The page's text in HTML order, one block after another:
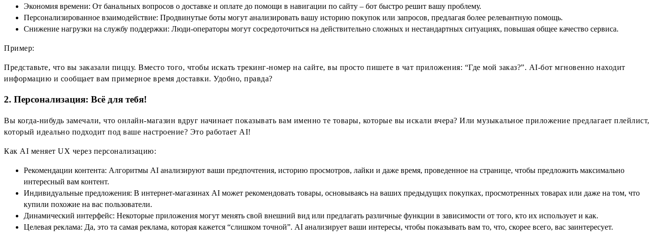
Экономия времени: От банальных вопросов о доставке и оплате до помощи в навигации по сайту – бот быстро решит вашу проблему.
Персонализированное взаимодействие: Продвинутые боты могут анализировать вашу историю покупок или запросов, предлагая более релевантную помощь.
Снижение нагрузки на службу поддержки: Люди-операторы могут сосредоточиться на действительно сложных и нестандартных ситуациях, повышая общее качество сервиса.
Пример:
Представьте, что вы заказали пиццу. Вместо того, чтобы искать трекинг-номер на сайте, вы просто пишете в чат приложения: “Где мой заказ?”. AI-бот мгновенно находит
информацию и сообщает вам примерное время доставки. Удобно, правда?
2. Персонализация: Всё для тебя!
Вы когда-нибудь замечали, что онлайн-магазин вдруг начинает показывать вам именно те товары, которые вы искали вчера? Или музыкальное приложение предлагает плейлист,
который идеально подходит под ваше настроение? Это работает AI!
Как AI меняет UX через персонализацию:
Рекомендации контента: Алгоритмы AI анализируют ваши предпочтения, историю просмотров, лайки и даже время, проведенное на странице, чтобы предложить максимально
интересный вам контент.
Индивидуальные предложения: В интернет-магазинах AI может рекомендовать товары, основываясь на ваших предыдущих покупках, просмотренных товарах или даже на том, что
купили похожие на вас пользователи.
Динамический интерфейс: Некоторые приложения могут менять свой внешний вид или предлагать различные функции в зависимости от того, кто их использует и как.
Целевая реклама: Да, это та самая реклама, которая кажется “слишком точной”. AI анализирует ваши интересы, чтобы показывать вам то, что, скорее всего, вас заинтересует.